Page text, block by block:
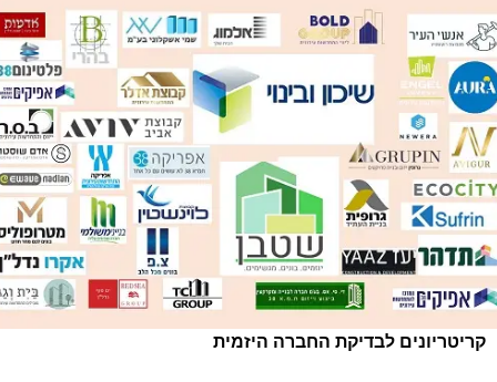
קריטריונים לבדיקת החברה היזמית